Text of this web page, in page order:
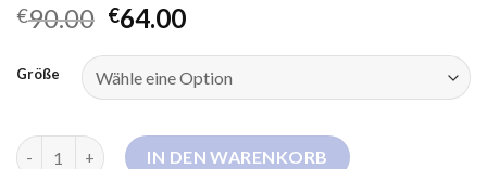
€90.00 €64.00
Größe
jack wolfskin steppjacke damen Menge
IN DEN WARENKORB